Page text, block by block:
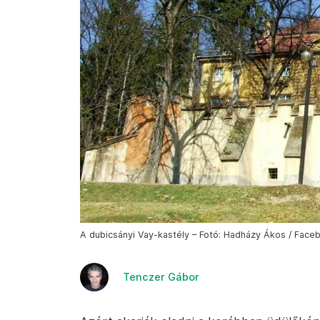
A dubicsányi Vay-kastély – Fotó: Hadházy Ákos /
Tenczer Gábor